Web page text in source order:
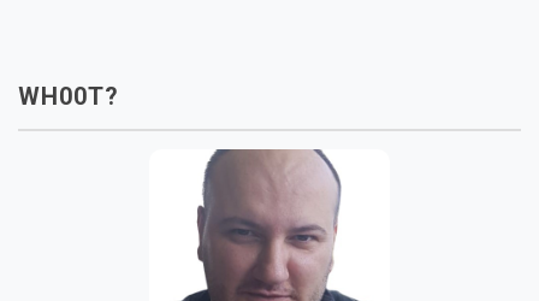
WH00T?